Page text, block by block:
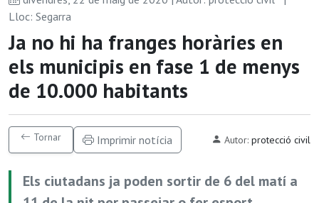
Lloc: Segarra
Ja no hi ha franges horàries en
els municipis en fase 1 de menys
de 10.000 habitants
Tornar Imprimir notícia Autor: protecció civil
Els ciutadans ja poden sortir de 6 del matí a